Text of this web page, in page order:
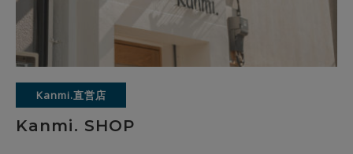
Kanmi.直営店
Kanmi. SHOP